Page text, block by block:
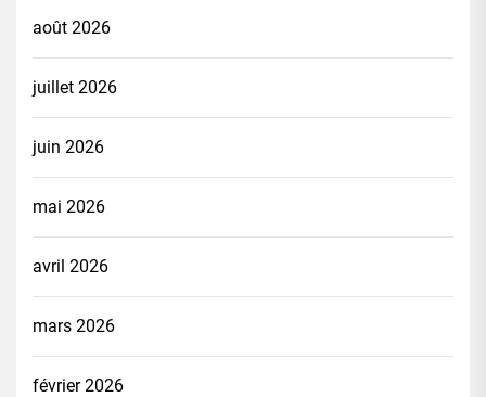
août 2026
juillet 2026
juin 2026
mai 2026
avril 2026
mars 2026
février 2026